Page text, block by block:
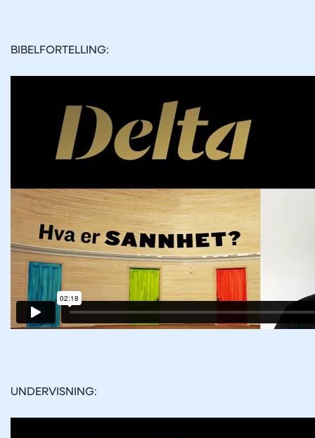
BIBELFORTELLING:
UNDERVISNING: